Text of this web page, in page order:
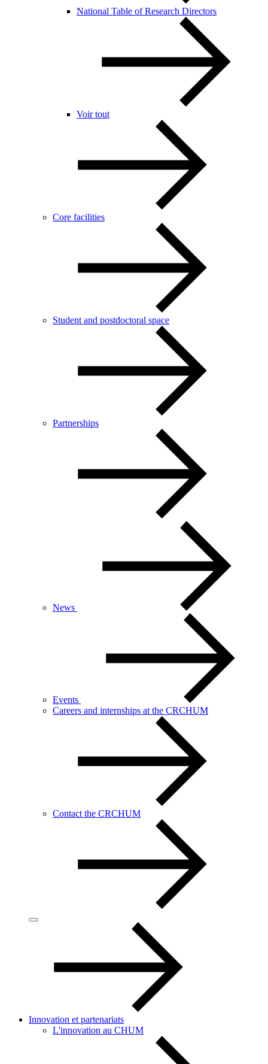
National Table of Research Directors
Voir tout
Core facilities
Student and postdoctoral space
Partnerships
News
Events
Careers and internships at the CRCHUM
Contact the CRCHUM
Innovation et partenariats
L'innovation au CHUM